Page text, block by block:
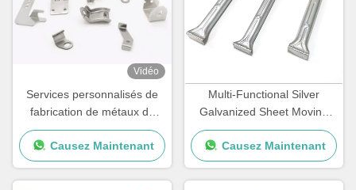
Vidéo
Services personnalisés de
fabrication de métaux de
précision Anodisation
d'estampage de métaux de
haute précision
Causez Maintenant
Multi-Functional Silver
Galvanized Sheet Moving
Wardrobe with Removable
Hanging Rod & Carton
Causez Maintenant